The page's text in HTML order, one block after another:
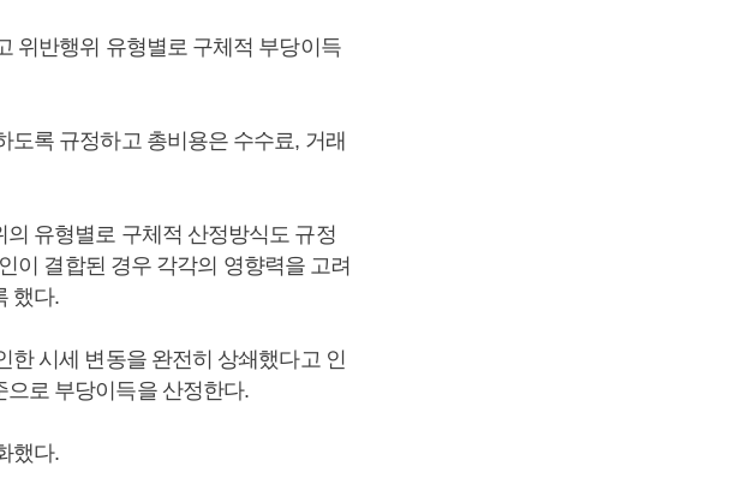
위반행위 유형별로 구체적 부당이득
록 규정하고 총비용은 수수료, 거래
유형별로 구체적 산정방식도 규정
이 결합된 경우 각각의 영향력을 고려
했다.
한 시세 변동을 완전히 상쇄했다고 인
로 부당이득을 산정한다.
했다.